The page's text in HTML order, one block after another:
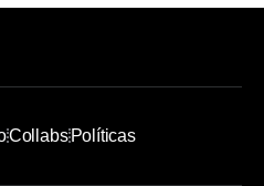
CollabsPolíticas